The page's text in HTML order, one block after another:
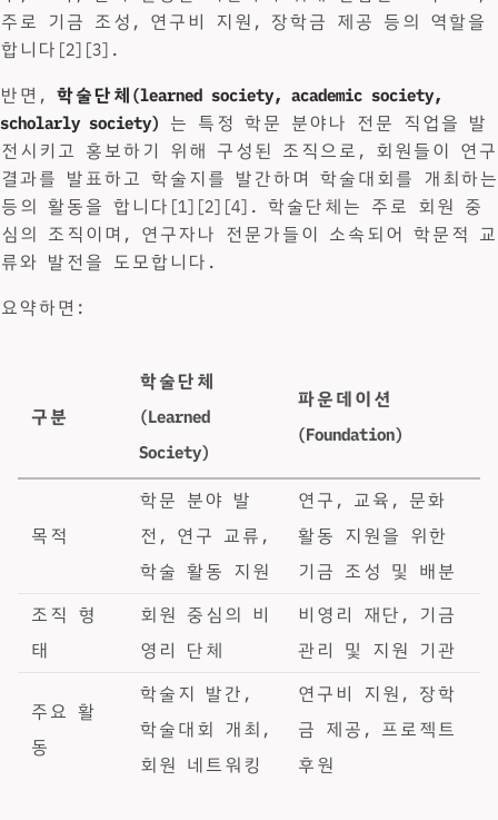
주로 기금 조성, 연구비 지원, 장학금 제공 등의 역할을
합니다[2][3].
반면, 학술단체(learned society, academic society,
scholarly society)
는 특정 학문 분야나 전문 직업을 발
전시키고 홍보하기 위해 구성된 조직으로, 회원들이 연구
결과를 발표하고 학술지를 발간하며 학술대회를 개최하는
등의 활동을 합니다[1][2][4]. 학술단체는 주로 회원 중
심의 조직이며, 연구자나 전문가들이 소속되어 학문적 교
류와 발전을 도모합니다.
요약하면:
구분
학술단체
(Learned
Society)
파운데이션
(Foundation)
목적
학문 분야 발
전, 연구 교류,
학술 활동 지원
연구, 교육, 문화
활동 지원을 위한
기금 조성 및 배분
조직 형
태
회원 중심의 비
영리 단체
비영리 재단, 기금
관리 및 지원 기관
주요 활
동
학술지 발간,
학술대회 개최,
회원 네트워킹
연구비 지원, 장학
금 제공, 프로젝트
후원